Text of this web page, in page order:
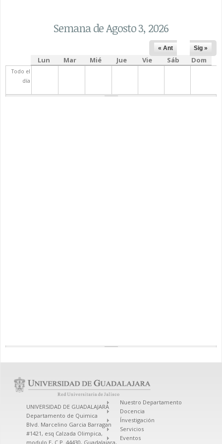
Semana de Agosto 3, 2026
« Ant Sig »
Lun Mar Mié Jue Vie Sáb Dom
Todo el
día
UNIVERSIDAD DE GUADALAJARA
Departamento de Quimica
Blvd. Marcelino Garcia Barragan
#1421, esq Calzada Olimpica,
modulo E, C.P. 44430, Guadalajara,
Nuestro Departamento
Docencia
Ínvestigación
Servicios
Eventos